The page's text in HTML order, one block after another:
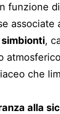
funzione
associate
,
atmosferico
che
alla